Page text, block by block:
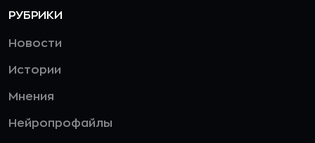
РУБРИКИ
Новости
Истории
Мнения
Нейропрофайлы